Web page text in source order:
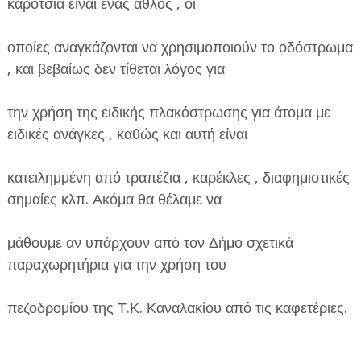
καρότσια είναι ένας άθλος , οι
οποίες αναγκάζονται να χρησιμοποιούν το οδόστρωμα
, και βεβαίως δεν τίθεται λόγος για
την χρήση της ειδικής πλακόστρωσης για άτομα με
ειδικές ανάγκες , καθώς και αυτή είναι
κατειλημμένη από τραπέζια , καρέκλες , διαφημιστικές
σημαίες κλπ. Ακόμα θα θέλαμε να
μάθουμε αν υπάρχουν από τον Δήμο σχετικά
παραχωρητήρια για την χρήση του
πεζοδρομίου της Τ.Κ. Καναλακίου από τις καφετέριες.